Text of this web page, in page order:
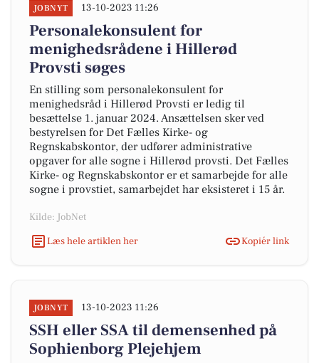
JOBNYT 13-10-2023 11:26
Personalekonsulent for
menighedsrådene i Hillerød
Provsti søges
En stilling som personalekonsulent for
menighedsråd i Hillerød Provsti er ledig til
besættelse 1. januar 2024. Ansættelsen sker ved
bestyrelsen for Det Fælles Kirke- og
Regnskabskontor, der udfører administrative
opgaver for alle sogne i Hillerød provsti. Det Fælles
Kirke- og Regnskabskontor er et samarbejde for alle
sogne i provstiet, samarbejdet har eksisteret i 15 år.
Kilde: JobNet
Læs hele artiklen her
Kopiér link
JOBNYT 13-10-2023 11:26
SSH eller SSA til demensenhed på
Sophienborg Plejehjem